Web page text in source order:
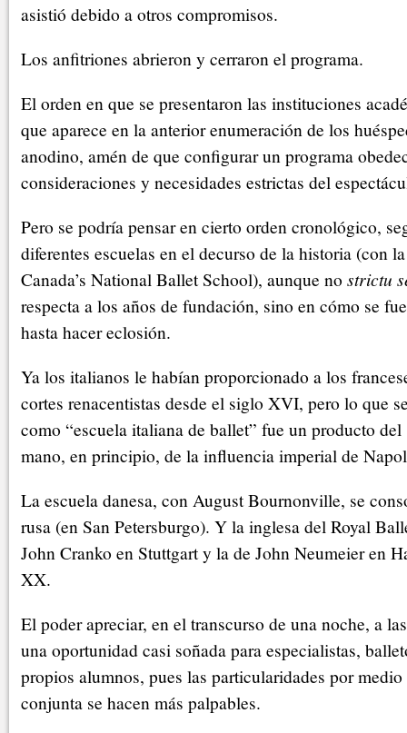
asistió debido a otros compromisos.
Los anfitriones abrieron y cerraron el programa.
El orden en que se presentaron las instituciones
que aparece en la anterior enumeración de los
anodino, amén de que configurar un programa
consideraciones y necesidades estrictas del
Pero se podría pensar en cierto orden cronológico,
diferentes escuelas en el decurso de la historia (con
Canada’s National Ballet School), aunque no strictu
respecta a los años de fundación, sino en cómo se
hasta hacer eclosión.
Ya los italianos le habían proporcionado a los
cortes renacentistas desde el siglo XVI, pero lo que
como “escuela italiana de ballet” fue un producto
mano, en principio, de la influencia imperial de
La escuela danesa, con August Bournonville, se
rusa (en San Petersburgo). Y la inglesa del Royal
John Cranko en Stuttgart y la de John Neumeier en
XX.
El poder apreciar, en el transcurso de una noche, a
una oportunidad casi soñada para especialistas,
propios alumnos, pues las particularidades por
conjunta se hacen más palpables.